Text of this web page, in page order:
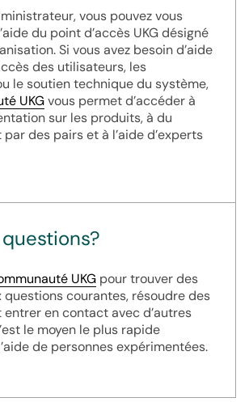
vous pouvez vous
du point d’accès UKG désigné
Si vous avez besoin d’aide
des utilisateurs, les
le soutien technique du système,
UKGvous permet d’accéder à
sur les produits, à du
des pairs et à l’aide d’experts
questions?
UKG pour trouver des
questions courantes, résoudre des
en contact avec d’autres
le moyen le plus rapide
de personnes expérimentées.